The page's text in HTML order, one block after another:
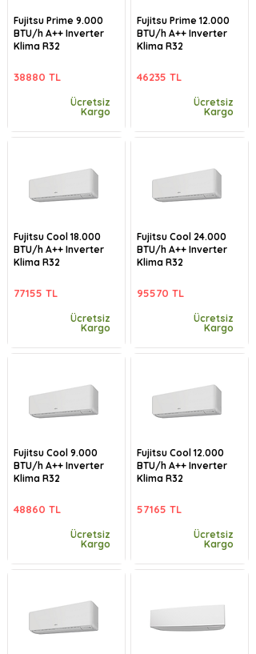
Fujitsu Prime 9.000
BTU/h A++ Inverter
Klima R32
38880 TL
Ücretsiz
Kargo
Fujitsu Cool 18.000
BTU/h A++ Inverter
Klima R32
77155 TL
Ücretsiz
Kargo
Fujitsu Cool 9.000
BTU/h A++ Inverter
Klima R32
48860 TL
Ücretsiz
Kargo
Fujitsu Prime 12.000
BTU/h A++ Inverter
Klima R32
46235 TL
Ücretsiz
Kargo
Fujitsu Cool 24.000
BTU/h A++ Inverter
Klima R32
95570 TL
Ücretsiz
Kargo
Fujitsu Cool 12.000
BTU/h A++ Inverter
Klima R32
57165 TL
Ücretsiz
Kargo